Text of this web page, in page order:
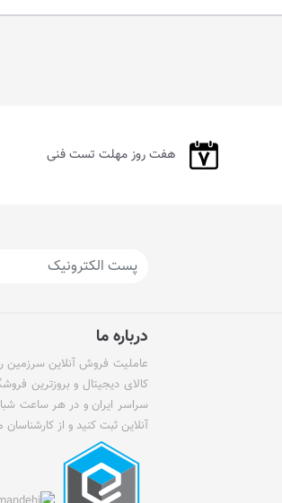
هفت روز مهلت تست فنی
درباره ما
عاملیت فروش آنلاین سرزمین
کالای دیجیتال و بروزترین
سراسر ایران و در هر ساعت
آنلاین ثبت کنید و از کارشناسان